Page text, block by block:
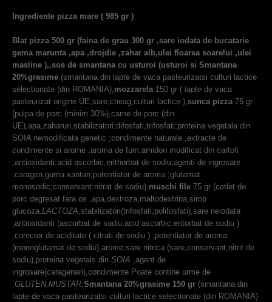
Ingrediente pizza mare ( 985 gr )
Blat pizza 500 gr (faina de grau 300 gr ,sare iodata de bucatarie
gema marunta ,apa ,drojdie ,zahar alb,ulei floarea soarelui ,ulei
masline ),,sos de smantana cu usturoi (usturoi si Smantana
20%grasime (smantana din lapte de vaca pasteurizatsi culturi lactice
selectionate (din ROMANIA),mozzarela150 gr ( lapte de vaca
pasteurizat origine UE,sare,cheag,culturi lactice ),sunca pizza75 gr
(pulpa de porc (minim 30%),carne de porc (din
UE),apa,zaharuri,stabilizatori:difosfati,trifosfati;proteina vegetala din
SOIA nemodificata genetic ;condimente naturale ,extracte de
condimente si arome ;aroma de fum;amidon modificat din cartofi
;antioxidanti:acid ascorbic,erithorbat de sodiu;agenti de ingrosare
:caragen,guma xantan;potentiator de aroma ;glutamat
monosodic;conservant:nitrat de sodiu),muschi file 75 gr (cotlet de
porc degresat fara os ,apa,dextroza,maltodextrina,sirop
glucoza,LACTOZA,stabilizatori(trifosfati,polifosfati),sare neiodata
,antioxidanti (ascorbat de sodiu,acid ascorbic,eritorbat de sodiu )
,corector de aciditate ( citrati de sodiu ) ,potentiator de aroma
(monoglutamat de sodiu),arome,sare nitrica (sare,conservant,nitrit de
sodiu),proteina vegetals din SOIA ,agent de
ingrosare(caragenan),condimente.Poate contine urme de
:GLUTEN,MUSTAR,Smantana 20%grasime 150 gr (smantana din
lapte de vaca pasteurizatsi culturi lactice selectionate (din ROMANIA)